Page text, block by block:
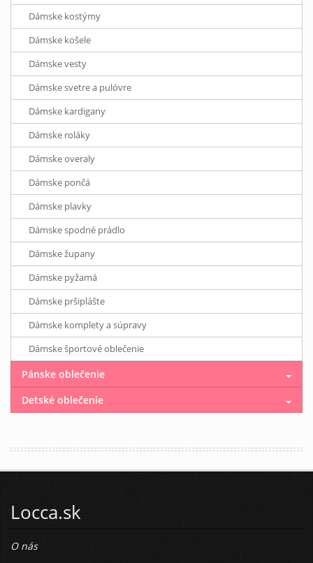
Dámske kostýmy
Dámske košele
Dámske vesty
Dámske svetre a pulóvre
Dámske kardigany
Dámske roláky
Dámske overaly
Dámske pončá
Dámske plavky
Dámske spodné prádlo
Dámske župany
Dámske pyžamá
Dámske pršiplášte
Dámske komplety a súpravy
Dámske športové oblečenie
Pánske oblečenie
Detské oblečenie
Locca.sk
O nás